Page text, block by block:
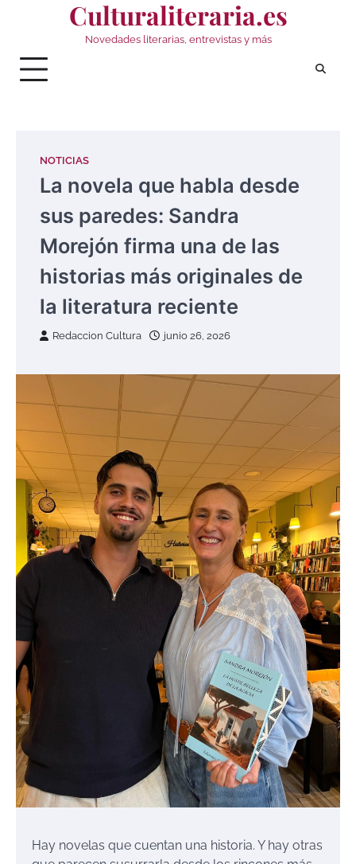
Culturaliteraria.es
Novedades literarias, entrevistas y más
NOTICIAS
La novela que habla desde
sus paredes: Sandra
Morejón firma una de las
historias más originales de
la literatura reciente
Redaccion Cultura junio 26, 2026
Hay novelas que cuentan una historia. Y hay otras